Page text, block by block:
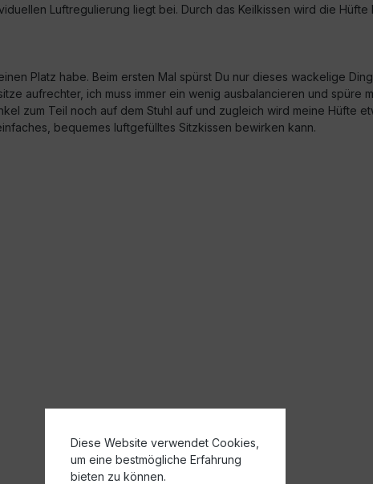
Luftregulierung liegt bei. Durch das Keilkissen wird die
Platz habe. Beim ersten Mal spürst Du nur dieses wackelige
aufrechter, ich muss immer ein wenig ausbalancieren und spüre
zum Teil noch auf dem Stuhl auf und zugleich wird meine Hüfte
bequemes luftgefülltes Sitzkissen bewirken kann.
Diese Website verwendet Cookies,
um eine bestmögliche Erfahrung
bieten zu können.